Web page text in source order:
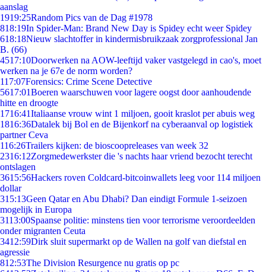
aanslag
1919:25Random Pics van de Dag #1978
818:19In Spider-Man: Brand New Day is Spidey echt weer Spidey
618:18Nieuw slachtoffer in kindermisbruikzaak zorgprofessional Jan
B. (66)
4517:10Doorwerken na AOW-leeftijd vaker vastgelegd in cao's, moet
werken na je 67e de norm worden?
117:07Forensics: Crime Scene Detective
5617:01Boeren waarschuwen voor lagere oogst door aanhoudende
hitte en droogte
1716:41Italiaanse vrouw wint 1 miljoen, gooit kraslot per abuis weg
1816:36Datalek bij Bol en de Bijenkorf na cyberaanval op logistiek
partner Ceva
116:26Trailers kijken: de bioscoopreleases van week 32
2316:12Zorgmedewerkster die 's nachts haar vriend bezocht terecht
ontslagen
3615:56Hackers roven Coldcard-bitcoinwallets leeg voor 114 miljoen
dollar
315:13Geen Qatar en Abu Dhabi? Dan eindigt Formule 1-seizoen
mogelijk in Europa
3113:00Spaanse politie: minstens tien voor terrorisme veroordeelden
onder migranten Ceuta
3412:59Dirk sluit supermarkt op de Wallen na golf van diefstal en
agressie
812:53The Division Resurgence nu gratis op pc